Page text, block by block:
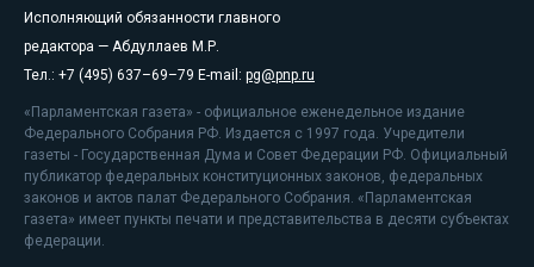
Исполняющий обязанности главного
редактора — Абдуллаев М.Р.
Тел.: +7 (495) 637–69–79 E-mail: pg@pnp.ru
«Парламентская газета» - официальное еженедельное издание
Федерального Собрания РФ. Издается с 1997 года. Учредители
газеты - Государственная Дума и Совет Федерации РФ. Официальный
публикатор федеральных конституционных законов, федеральных
законов и актов палат Федерального Собрания. «Парламентская
газета» имеет пункты печати и представительства в десяти субъектах
федерации.